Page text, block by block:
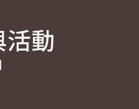
動